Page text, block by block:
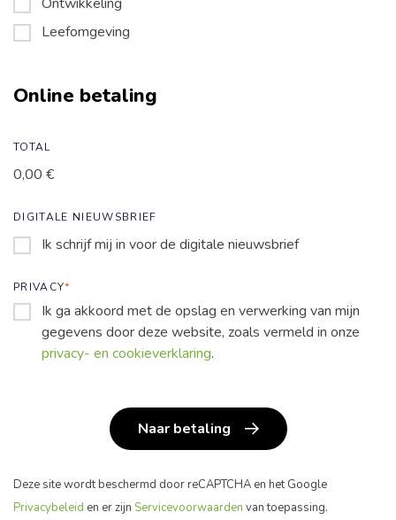
Leefomgeving
Online betaling
TOTAL
0,00 €
DIGITALE NIEUWSBRIEF
Ik schrijf mij in voor de digitale nieuwsbrief
PRIVACY*
Ik ga akkoord met de opslag en verwerking van mijn
gegevens door deze website, zoals vermeld in onze
privacy- en cookieverklaring.
Naar betaling
Deze site wordt beschermd door reCAPTCHA en het Google
Privacybeleid en er zijn Servicevoorwaarden van toepassing.